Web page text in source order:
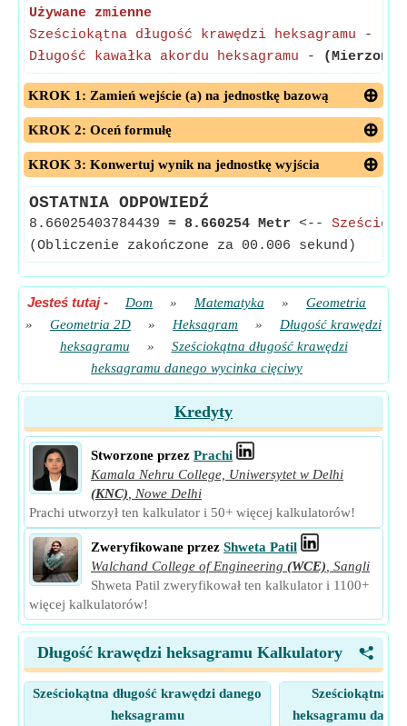
Używane zmienne
Sześciokątna długość krawędzi heksagramu -
Długość kawałka akordu heksagramu - (Mierzone
KROK 1: Zamień wejście (a) na jednostkę bazową
KROK 2: Oceń formułę
KROK 3: Konwertuj wynik na jednostkę wyjścia
OSTATNIA ODPOWIEDŹ
8.66025403784439 ≈ 8.660254 Metr <--
(Obliczenie zakończone za 00.006 sekund)
Jesteś tutaj- Dom » Matematyka »
Geometria
»
Geometria 2D » Heksagram »
Długość krawędzi
heksagramu
»
Sześciokątna długość krawędzi
heksagramu danego wycinka cięciwy
Kredyty
Stworzone przez Prachi
Kamala Nehru College, Uniwersytet w Delhi
(KNC)
Nowe Delhi
Prachi utworzył ten kalkulator i 50+ więcej kalkulatorów!
Zweryfikowane przez Shweta Patil
Walchand College of Engineering (WCE) Sangli
Shweta Patil zweryfikował ten kalkulator i 1100+
więcej kalkulatorów!
<
Długość krawędzi heksagramu Kalkulatory
Sześciokątna długość krawędzi danego
heksagramu
Sześciokątna
heksagramu